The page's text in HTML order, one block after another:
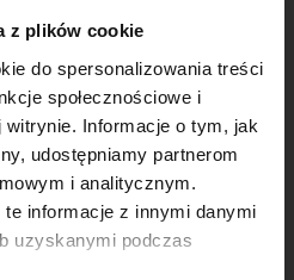
z plików cookie
do spersonalizowania treści
społecznościowe i
Informacje o tym, jak
udostępniamy partnerom
i analitycznym.
te informacje z innymi danymi
uzyskanymi podczas
sernika na
×